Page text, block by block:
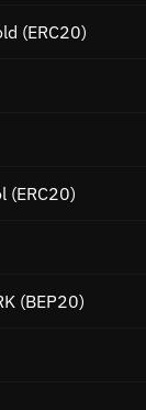
(ERC20)
(ERC20)
(BEP20)